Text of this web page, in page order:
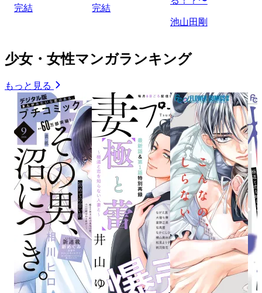
完結 完結
池山田剛
少女・女性マンガランキング
もっと見る